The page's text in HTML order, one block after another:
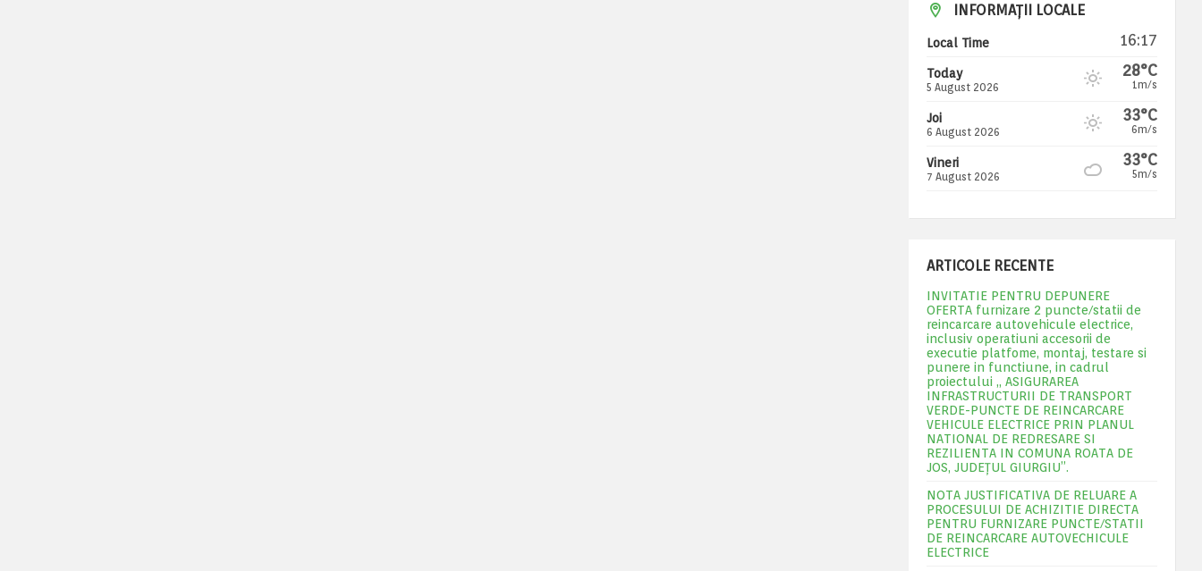
INFORMAȚII LOCALE
Local Time 16:17
Today
5 August 2026
28°C
1m/s
Joi
6 August 2026
33°C
6m/s
Vineri
7 August 2026
33°C
5m/s
ARTICOLE RECENTE
INVITATIE PENTRU DEPUNERE
OFERTA furnizare 2 puncte/statii de
reincarcare autovehicule electrice,
inclusiv operatiuni accesorii de
executie platfome, montaj, testare si
punere in functiune, in cadrul
proiectului „ ASIGURAREA
INFRASTRUCTURII DE TRANSPORT
VERDE-PUNCTE DE REINCARCARE
VEHICULE ELECTRICE PRIN PLANUL
NATIONAL DE REDRESARE SI
REZILIENTA IN COMUNA ROATA DE
JOS, JUDEŢUL GIURGIU”.
NOTA JUSTIFICATIVA DE RELUARE A
PROCESULUI DE ACHIZITIE DIRECTA
PENTRU FURNIZARE PUNCTE/STATII
DE REINCARCARE AUTOVECHICULE
ELECTRICE